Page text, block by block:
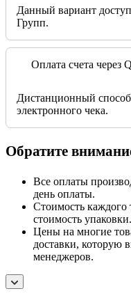
Данный вариант
Групп.
Оплата счета
Дистанционный
электронного чека.
Обратите
Все оплаты
день оплаты.
Стоимость каждого
стоимость упаковки.
Цены на многие
доставки, которую
менеджеров.